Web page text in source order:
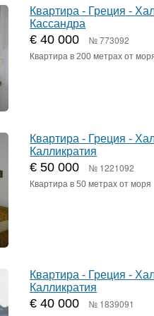
Квартира - Греция -
Кассандра
€ 40 000 № 773092
Квартира в 200 метрах от
Квартира - Греция -
Калликратия
€ 50 000 № 1221092
Квартира в 50 метрах от моря
Квартира - Греция -
Калликратия
€ 40 000 № 1839091